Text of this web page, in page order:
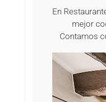
En
mejor
Contamos